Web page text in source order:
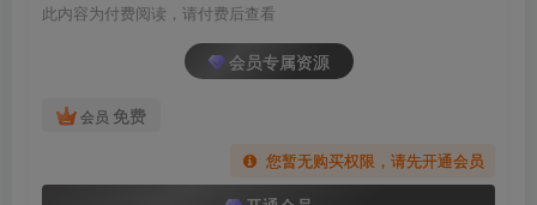
此内容为付费阅读，请付费后查看
会员专属资源
会员 免费
您暂无购买权限，请先开通会员